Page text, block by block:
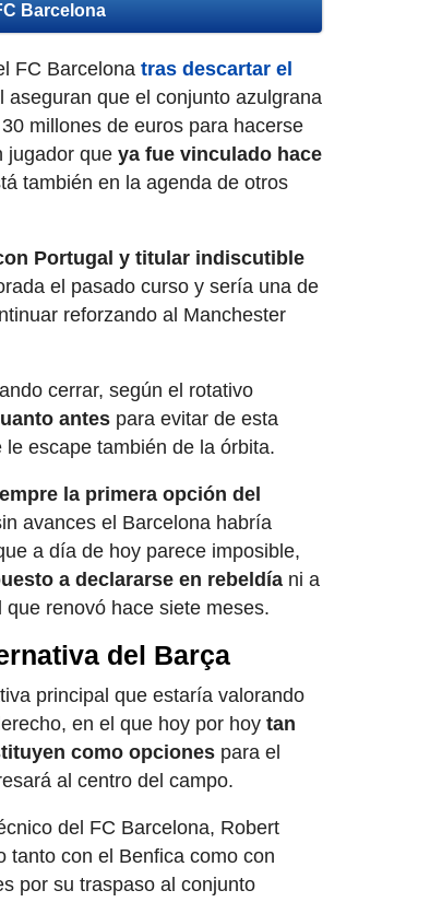
Barcelona
FC Barcelona tras descartar el
aseguran que el conjunto azulgrana
millones de euros para hacerse
jugador que ya fue vinculado hace
también en la agenda de otros
Portugal y titular indiscutible
el pasado curso y sería una de
reforzando al Manchester
cerrar, según el rotativo
antes para evitar de esta
escape también de la órbita.
la primera opción del
avances el Barcelona habría
a día de hoy parece imposible,
a declararse en rebeldía ni a
renovó hace siete meses.
del Barça
principal que estaría valorando
en el que hoy por hoy tan
como opciones para el
al centro del campo.
del FC Barcelona, Robert
tanto con el Benfica como con
por su traspaso al conjunto